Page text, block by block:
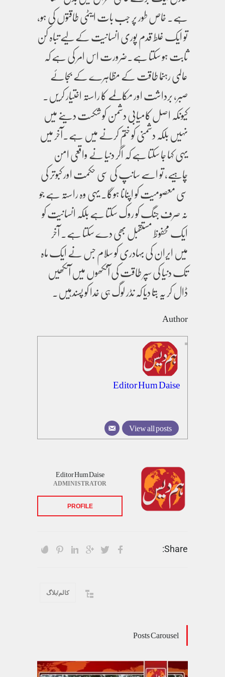
ہے۔ خاص طور پر جب بات ایٹمی طاقتوں کی ہو،
تو ایک غلط قدم پوری انسانیت کے لیے تباہ کن
ثابت ہو سکتا ہے۔ضرورت اس امر کی ہے کہ
عالمی رہنما طاقت کے مظاہرے کے بجائے
صبر، برداشت اور مکالمے کا راستہ اختیار کریں۔
کیونکہ اصل کامیابی دشمن کو شکست دینے میں
نہیں بلکہ دشمنی کو ختم کرنے میں ہے۔آخر میں
یہی کہا جا سکتا ہے کہ اگر دنیا نے واقعی امن
چاہیے، تو اسے سانپ کی سی حکمت اور کبوتر کی
سی معصومیت کو اپنانا ہوگا۔ یہی وہ راستہ ہے جو
نہ صرف جنگ کو روک سکتا ہے بلکہ انسانیت کو
ایک محفوظ مستقبل بھی دے سکتا ہے۔ آخر
میں ایران کی بہادری کو سلام جس نے ایک ماہ
تک دنیا کی سپر طاقت کی آنکھوں میں آنکھیں
ڈال کر یہ بتا دیا کہ نڈر لوگ ہی خدا کو پسندہیں۔
Author
Editor Hum Daise
View all posts
Editor Hum Daise
ADMINISTRATOR
PROFILE
Share:
کالم/بلاگ
Posts Carousel